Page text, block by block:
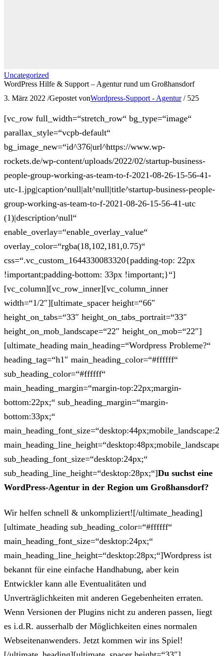
Uncategorized
WordPress Hilfe & Support – Agentur rund um Großhansdorf
3. März 2022 /Gepostet vonWordpress-Support - Agentur / 525
[vc_row full_width=“stretch_row“ bg_type=“image“
parallax_style=“vcpb-default“
bg_image_new=“id^376|url^https://www.wp-
rockets.de/wp-content/uploads/2022/02/startup-business-
people-group-working-as-team-to-f-2021-08-26-15-56-41-
utc-1.jpg|caption^null|alt^null|title^startup-business-people-
group-working-as-team-to-f-2021-08-26-15-56-41-utc
(1)|description^null“
enable_overlay=“enable_overlay_value“
overlay_color=“rgba(18,102,181,0.75)“
css=“.vc_custom_1644330083320{padding-top: 22px
!important;padding-bottom: 33px !important;}“]
[vc_column][vc_row_inner][vc_column_inner
width=“1/2″][ultimate_spacer height=“66″
height_on_tabs=“33″ height_on_tabs_portrait=“33″
height_on_mob_landscape=“22″ height_on_mob=“22″]
[ultimate_heading main_heading=“Wordpress Probleme?“
heading_tag=“h1″ main_heading_color=“#ffffff“
sub_heading_color=“#ffffff“
main_heading_margin=“margin-top:22px;margin-
bottom:22px;“ sub_heading_margin=“margin-
bottom:33px;“
sub_heading_font_size=“desktop:24px;“
sub_heading_line_height=“desktop:28px;“]Du suchst eine
WordPress-Agentur in der Region um Großhansdorf?
Wir helfen schnell & unkompliziert![/ultimate_heading]
[ultimate_heading sub_heading_color=“#ffffff“
main_heading_font_size=“desktop:24px;“
main_heading_line_height=“desktop:28px;“]Wordpress ist
bekannt für eine einfache Handhabung, aber kein
Entwickler kann alle Eventualitäten und
Unverträglichkeiten mit anderen Gegebenheiten erraten.
Wenn Versionen der Plugins nicht zu anderen passen, liegt
es i.d.R. ausserhalb der Möglichkeiten eines normalen
Webseitenanwenders. Jetzt kommen wir ins Spiel!